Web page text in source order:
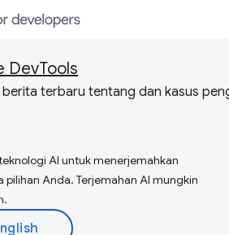
DevTools
berita terbaru tentang dan kasus
AI untuk menerjemahkan
pilihan Anda. Terjemahan AI mungkin